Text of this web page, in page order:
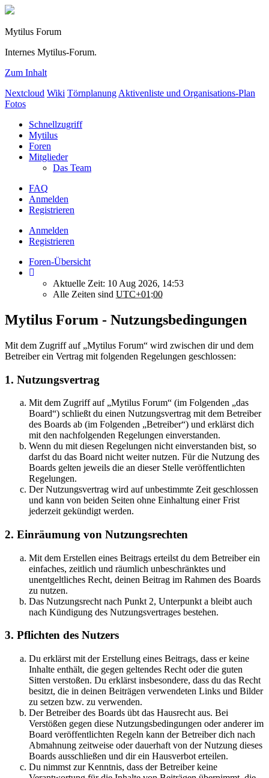
Mytilus Forum
Internes Mytilus-Forum.
Zum Inhalt
Nextcloud Wiki Törnplanung Aktivenliste und Organisations-Plan
Fotos
Schnellzugriff
Mytilus
Foren
Mitglieder
Das Team
FAQ
Anmelden
Registrieren
Anmelden
Registrieren
Foren-Übersicht
Aktuelle Zeit: 10 Aug 2026, 14:53
Alle Zeiten sind UTC+01:00
Mytilus Forum - Nutzungsbedingungen
Mit dem Zugriff auf „Mytilus Forum“ wird zwischen dir und dem
Betreiber ein Vertrag mit folgenden Regelungen geschlossen:
1. Nutzungsvertrag
Mit dem Zugriff auf „Mytilus Forum“ (im Folgenden „das
Board“) schließt du einen Nutzungsvertrag mit dem Betreiber
des Boards ab (im Folgenden „Betreiber“) und erklärst dich
mit den nachfolgenden Regelungen einverstanden.
Wenn du mit diesen Regelungen nicht einverstanden bist, so
darfst du das Board nicht weiter nutzen. Für die Nutzung des
Boards gelten jeweils die an dieser Stelle veröffentlichten
Regelungen.
Der Nutzungsvertrag wird auf unbestimmte Zeit geschlossen
und kann von beiden Seiten ohne Einhaltung einer Frist
jederzeit gekündigt werden.
2. Einräumung von Nutzungsrechten
Mit dem Erstellen eines Beitrags erteilst du dem Betreiber ein
einfaches, zeitlich und räumlich unbeschränktes und
unentgeltliches Recht, deinen Beitrag im Rahmen des Boards
zu nutzen.
Das Nutzungsrecht nach Punkt 2, Unterpunkt a bleibt auch
nach Kündigung des Nutzungsvertrages bestehen.
3. Pflichten des Nutzers
Du erklärst mit der Erstellung eines Beitrags, dass er keine
Inhalte enthält, die gegen geltendes Recht oder die guten
Sitten verstoßen. Du erklärst insbesondere, dass du das Recht
besitzt, die in deinen Beiträgen verwendeten Links und Bilder
zu setzen bzw. zu verwenden.
Der Betreiber des Boards übt das Hausrecht aus. Bei
Verstößen gegen diese Nutzungsbedingungen oder anderer im
Board veröffentlichten Regeln kann der Betreiber dich nach
Abmahnung zeitweise oder dauerhaft von der Nutzung dieses
Boards ausschließen und dir ein Hausverbot erteilen.
Du nimmst zur Kenntnis, dass der Betreiber keine